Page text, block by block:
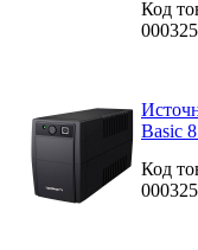
Код
Basic
Код